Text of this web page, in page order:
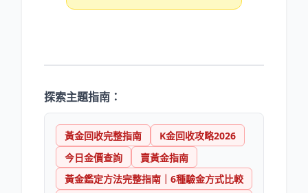
探索主題指南：
黃金回收完整指南
K金回收攻略2026
今日金價查詢
賣黃金指南
黃金鑑定方法完整指南｜6種驗金方式比較